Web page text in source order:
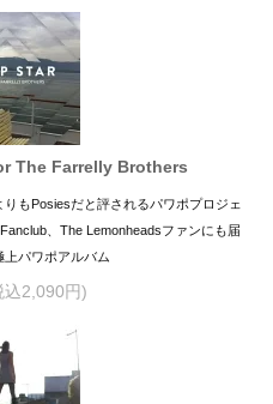
The Farrelly Brothers
もPosiesだと評されるパワポプロジェ
、The Lemonheadsファンにも届
上パワポアルバム
込2,090円)